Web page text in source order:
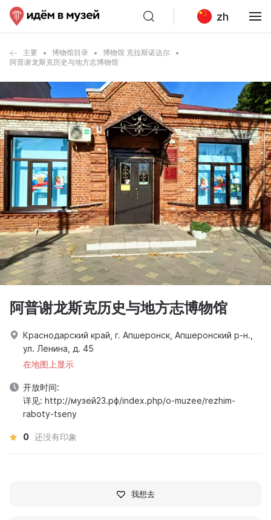
zh
主要 博物馆目录
博物馆 克拉斯诺达尔
阿普谢龙斯克历史与地方志博物馆
阿普谢龙斯克历史与地方志博物馆
Краснодарский край, г. Апшеронск, Апшеронский р-н.,
ул. Ленина, д. 45
在地图上显示
开放时间:
详见: http://музей23.рф/index.php/o-muzee/rezhim-
raboty-tseny
0 还没有印象
我想去